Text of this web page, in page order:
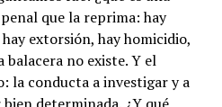
que la reprima: hay
extorsión, hay homicidio,
balacera no existe. Y el
la conducta a investigar y a
determinada. ¿Y qué